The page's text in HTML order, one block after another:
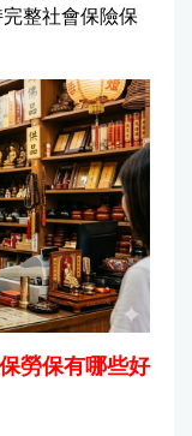
整社會保險保
勞保有哪些好